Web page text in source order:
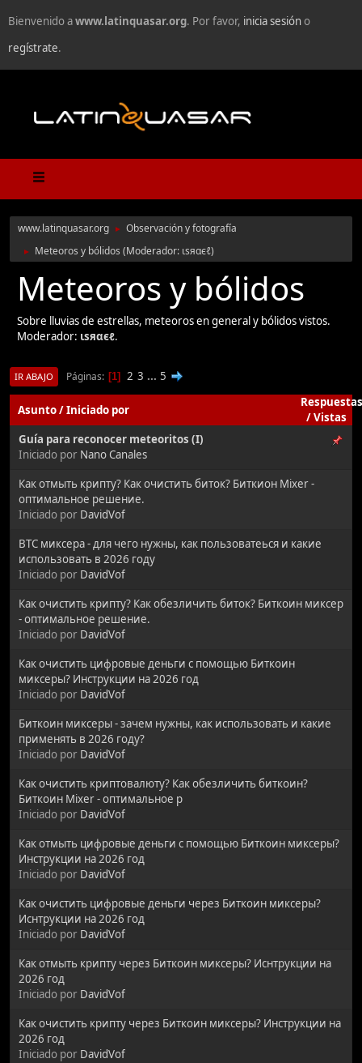
Bienvenido awww.latinquasar.org. Por favor, inicia sesióno
regístrate.
www.latinquasar.org ► Observación y fotografía
► Meteoros y bólidos (Moderador: ιѕяαєℓ)
Meteoros y bólidos
Sobre lluvias de estrellas, meteoros en general y bólidos vistos.
Moderador: ιѕяαєℓ.
IR ABAJO Páginas 1 2 3 ... 5
Asunto/Iniciado por
/Vistas
Guía para reconocer meteoritos (I)
Iniciado por Nano Canales
Как отмыть крипту? Как очистить биток? Биткион Mixer -
оптимальное решение.
Iniciado por DavidVof
BTC миксера - для чего нужны, как пользоватеься и какие
использовать в 2026 году
Iniciado por DavidVof
Как очистить крипту? Как обезличить биток? Биткоин миксер
- оптимальное решение.
Iniciado por DavidVof
Как очистить цифровые деньги с помощью Биткоин
миксеры? Инструкции на 2026 год
Iniciado por DavidVof
Биткоин миксеры - зачем нужны, как использовать и какие
применять в 2026 году?
Iniciado por DavidVof
Как очистить криптовалюту? Как обезличить биткоин?
Биткоин Mixer - оптимальное р
Iniciado por DavidVof
Как отмыть цифровые деньги с помощью Биткоин миксеры?
Инструкции на 2026 год
Iniciado por DavidVof
Как очистить цифровые деньги через Биткоин миксеры?
Иснтрукции на 2026 год
Iniciado por DavidVof
Как отмыть крипту через Биткоин миксеры? Иснтрукции на
2026 год
Iniciado por DavidVof
Как очистить крипту через Биткоин миксеры? Инструкции на
2026 год
Iniciado por DavidVof